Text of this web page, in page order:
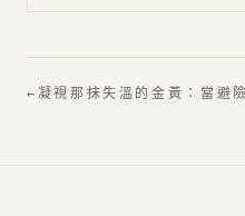
← 凝視那抹失溫的金黃：當避